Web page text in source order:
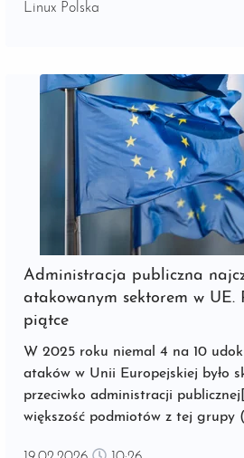
Linux Polska
Administracja publiczna
atakowanym sektorem w UE.
piątce
W 2025 roku niemal 4 na 10
ataków w Unii Europejskiej było
przeciwko administracji
większość podmiotów z tej grupy